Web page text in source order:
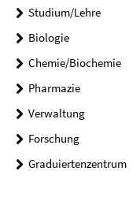
Studium/Lehre
Biologie
Chemie/Biochemie
Pharmazie
Verwaltung
Forschung
Graduiertenzentrum